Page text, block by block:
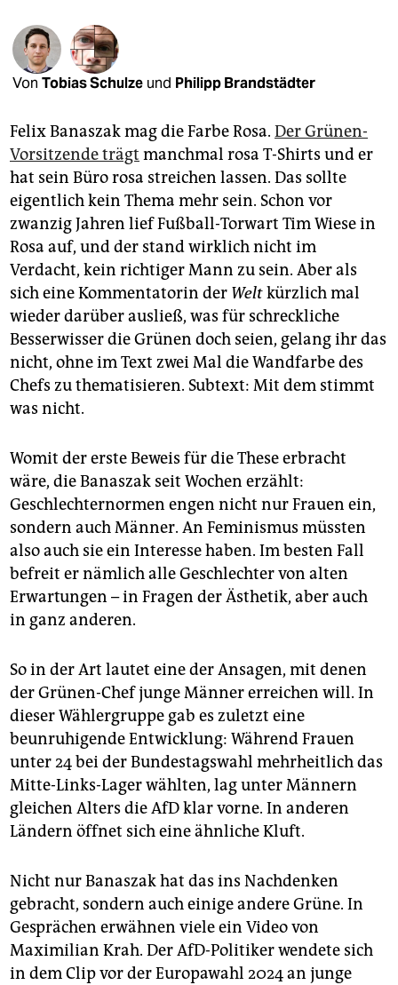
unterstützen
abo
genossenschaft
epaper login
Von Tobias Schulze und Philipp Brandstädter
Felix Banaszak mag die Farbe Rosa. Der Grünen-
Vorsitzende trägt manchmal rosa T-Shirts und er
hat sein Büro rosa streichen lassen. Das sollte
eigentlich kein Thema mehr sein. Schon vor
zwanzig Jahren lief Fußball-Torwart Tim Wiese in
Rosa auf, und der stand wirklich nicht im
Verdacht, kein richtiger Mann zu sein. Aber als
sich eine Kommentatorin der Weltkürzlich mal
wieder darüber ausließ, was für schreckliche
Besserwisser die Grünen doch seien, gelang ihr das
nicht, ohne im Text zwei Mal die Wandfarbe des
Chefs zu thematisieren. Subtext: Mit dem stimmt
was nicht.
Womit der erste Beweis für die These erbracht
wäre, die Banaszak seit Wochen erzählt:
Geschlechternormen engen nicht nur Frauen ein,
sondern auch Männer. An Feminismus müssten
also auch sie ein Interesse haben. Im besten Fall
befreit er nämlich alle Geschlechter von alten
Erwartungen – in Fragen der Ästhetik, aber auch
in ganz anderen.
So in der Art lautet eine der Ansagen, mit denen
der Grünen-Chef junge Männer erreichen will. In
dieser Wählergruppe gab es zuletzt eine
beunruhigende Entwicklung: Während Frauen
unter 24 bei der Bundestagswahl mehrheitlich das
Mitte-Links-Lager wählten, lag unter Männern
gleichen Alters die AfD klar vorne. In anderen
Ländern öffnet sich eine ähnliche Kluft.
Nicht nur Banaszak hat das ins Nachdenken
gebracht, sondern auch einige andere Grüne. In
Gesprächen erwähnen viele ein Video von
Maximilian Krah. Der AfD-Politiker wendete sich
in dem Clip vor der Europawahl 2024 an junge